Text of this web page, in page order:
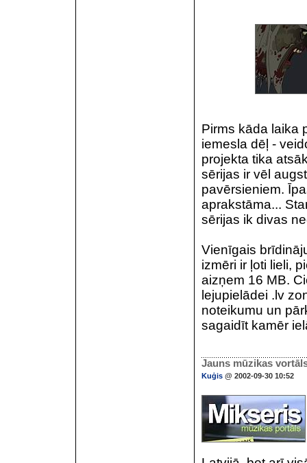
Pirms kāda laika
iemesla dēļ -
projekta tika
sērijas ir vēl
pavērsieniem.
aprakstāma...
sērijas ik divas
Vienīgais
izmēri ir ļoti lieli,
aizņem 16 MB.
lejupielādei .lv
noteikumu un
sagaidīt kamēr
Jauns mūzikas
Kuģis @ 2002-09-30 10:52